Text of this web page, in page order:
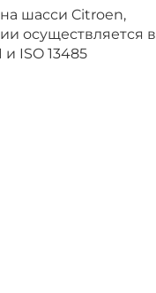
шасси Citroen,
осуществляется в
ISO 13485